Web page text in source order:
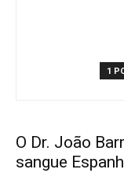
1
O Dr. João
sangue